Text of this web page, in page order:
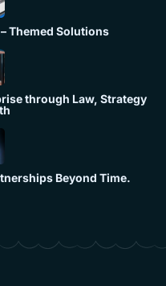
Themed Solutions
through Law, Strategy
Beyond Time.